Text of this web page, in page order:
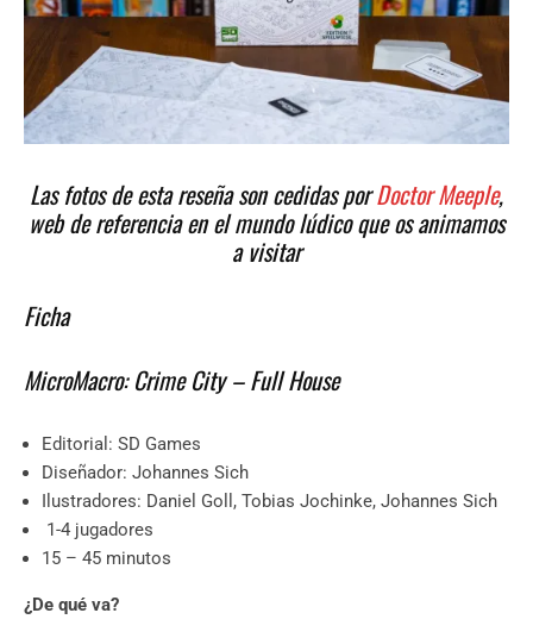
Las fotos de esta reseña son cedidas porDoctor Meeple,
web de referencia en el mundo lúdico que os animamos
a visitar
Ficha
MicroMacro: Crime City – Full House
Editorial: SD Games
Diseñador: Johannes Sich
Ilustradores: Daniel Goll, Tobias Jochinke, Johannes Sich
1-4 jugadores
15 – 45 minutos
¿De qué va?